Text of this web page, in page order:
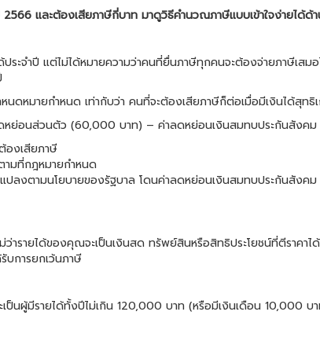
และต้องเสียภาษีกี่บาท มาดูวิธีคำนวณภาษีแบบเข้าใจง่ายได้ด้
ะจำปี แต่ไม่ได้หมายความว่าคนที่ยื่นภาษีทุกคนจะต้องจ่ายภาษีเสม
นดหมายกำหนด เท่ากับว่า คนที่จะต้องเสียภาษีก็ต่อเมื่อมีเงินได้สุท
ย่อนส่วนตัว (60,000 บาท) – ค่าลดหย่อนเงินสมทบประกันสังค
องเสียภาษี
ามที่กฎหมายกำหนด
ปลงตามนโยบายของรัฐบาล โดนค่าลดหย่อนเงินสมทบประกันสัง
ารายได้ของคุณจะเป็นเงินสด ทรัพย์สินหรือสิทธิประโยชน์ที่ตีราค
บการยกเว้นภาษี
เป็นผู้มีรายได้ทั้งปีไม่เกิน 120,000 บาท (หรือมีเงินเดือน 10,000